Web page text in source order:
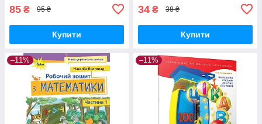
85 ₴ 95 ₴
Купити
34 ₴ 38 ₴
Купити
–11% –11%